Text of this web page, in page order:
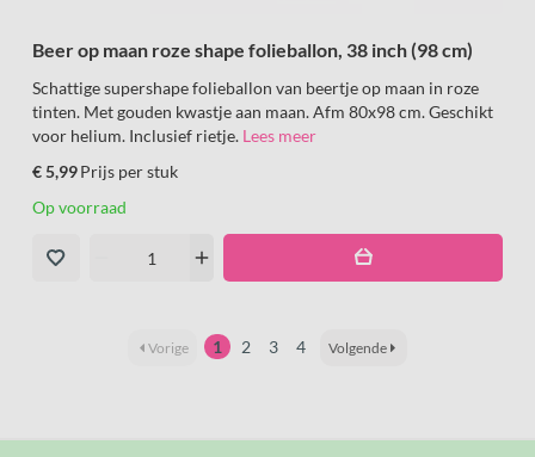
Beer op maan roze shape folieballon, 38 inch (98 cm)
Schattige supershape folieballon van beertje op maan in roze
tinten. Met gouden kwastje aan maan. Afm 80x98 cm. Geschikt
voor helium. Inclusief rietje. Lees meer
€ 5,99Prijs per stuk
Op voorraad
add
Vorige 1 2 3 4 Volgende